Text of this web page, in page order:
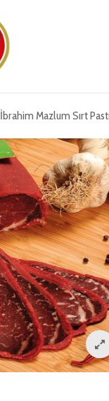
İbrahim Mazlum Sırt